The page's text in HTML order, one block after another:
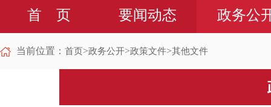
首 页 要闻动态 政务公
当前位置： 首页>政务公开>政策文件>其他文件